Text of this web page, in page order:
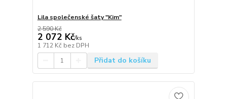
Lila společenské šaty "Kim"
2 590 Kč
2 072 Kč/ks
1 712 Kč bez DPH
Přidat do košíku